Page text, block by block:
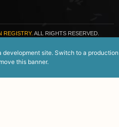
REGISTRY. ALL RIGHTS RESERVED.
development site. Switch to a production
this banner.